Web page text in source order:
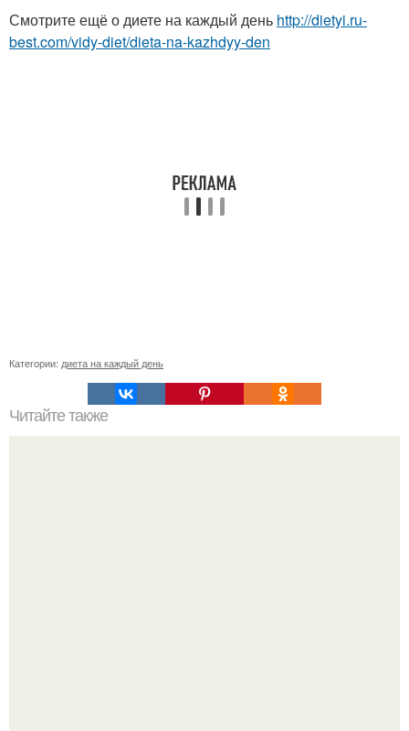
Смотрите ещё о диете на каждый день http://dietyi.ru-
best.com/vidy-diet/dieta-na-kazhdyy-den
Категории: диета на каждый день
Читайте также